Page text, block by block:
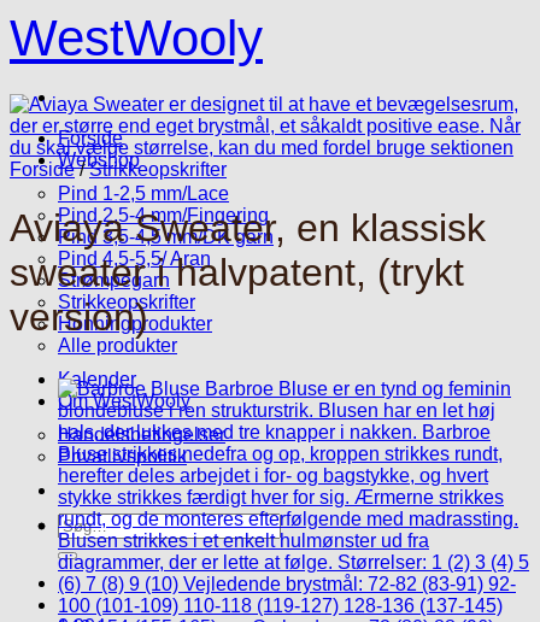
Fortsæt
til
indhold
WestWooly
Forside
Webshop
Pind 1-2,5 mm/Lace
Pind 2,5-4 mm/Fingering
Pind 3,5-4,5 mm/DK garn
Pind 4,5-5,5/ Aran
Strømpegarn
Strikkeopskrifter
Honningprodukter
Alle produkter
Kalender
Om WestWooly
Handelsbetingelser
Privatlivspolitik
Søg
efter:
Forside / Strikkeopskrifter
Aviaya Sweater, en klassisk
sweater i halvpatent, (trykt
version)